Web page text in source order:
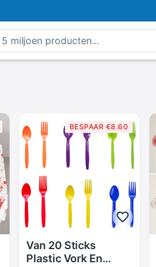
BESPAAR €8.60
Van 20 Sticks
Plastic Vork En